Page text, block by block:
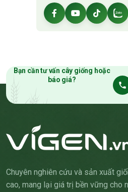
Bạn cần tư vấn cây giống hoặc
báo giá?
Chuyên nghiên cứu và sản xuất
cao, mang lại giá trị bền vững cho